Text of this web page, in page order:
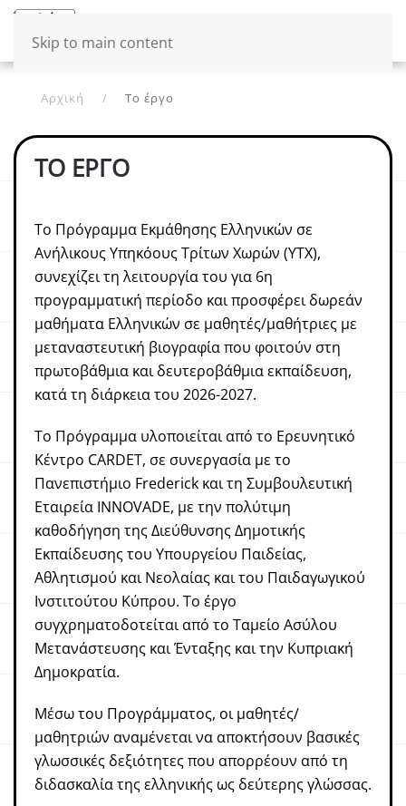
Skip to main content
Αρχική Το έργο
ΤΟ ΈΡΓΟ
Το Πρόγραμμα Εκμάθησης Ελληνικών σε
Ανήλικους Υπηκόους Τρίτων Χωρών (ΥΤΧ),
συνεχίζει τη λειτουργία του για 6η
προγραμματική περίοδο και προσφέρει δωρεάν
μαθήματα Ελληνικών σε μαθητές/μαθήτριες με
μεταναστευτική βιογραφία που φοιτούν στη
πρωτοβάθμια και δευτεροβάθμια εκπαίδευση,
κατά τη διάρκεια του 2026-2027.
Το Πρόγραμμα υλοποιείται από το Ερευνητικό
Κέντρο CARDET, σε συνεργασία με το
Πανεπιστήμιο Frederick και τη Συμβουλευτική
Εταιρεία INNOVADE, με την πολύτιμη
καθοδήγηση της Διεύθυνσης Δημοτικής
Εκπαίδευσης του Υπουργείου Παιδείας,
Αθλητισμού και Νεολαίας και του Παιδαγωγικού
Ινστιτούτου Κύπρου. Το έργο
συγχρηματοδοτείται από το Ταμείο Ασύλου
Μετανάστευσης και Ένταξης και την Κυπριακή
Δημοκρατία.
Μέσω του Προγράμματος, οι μαθητές/
μαθητριών αναμένεται να αποκτήσουν βασικές
γλωσσικές δεξιότητες που απορρέουν από τη
διδασκαλία της ελληνικής ως δεύτερης γλώσσας.